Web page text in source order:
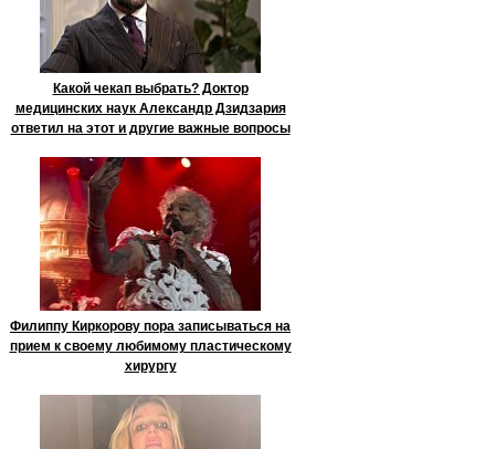
Какой чекап выбрать? Доктор
медицинских наук Александр Дзидзария
ответил на этот и другие важные вопросы
Филиппу Киркорову пора записываться на
прием к своему любимому пластическому
хирургу